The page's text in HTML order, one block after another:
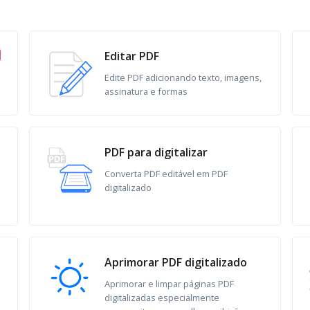
Editar PDF
Edite PDF adicionando texto, imagens,
assinatura e formas
PDF para digitalizar
Converta PDF editável em PDF
digitalizado
Aprimorar PDF digitalizado
Aprimorar e limpar páginas PDF
digitalizadas especialmente